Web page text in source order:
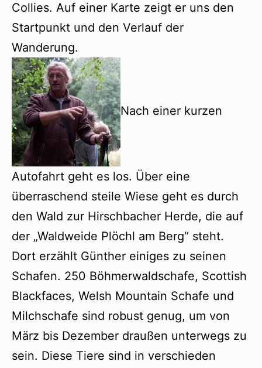
Collies. Auf einer Karte zeigt er uns den
Startpunkt und den Verlauf der
Wanderung.
Nach einer kurzen
Autofahrt geht es los. Über eine
überraschend steile Wiese geht es durch
den Wald zur Hirschbacher Herde, die auf
der „Waldweide Plöchl am Berg“ steht.
Dort erzählt Günther einiges zu seinen
Schafen. 250 Böhmerwaldschafe, Scottish
Blackfaces, Welsh Mountain Schafe und
Milchschafe sind robust genug, um von
März bis Dezember draußen unterwegs zu
sein. Diese Tiere sind in verschieden